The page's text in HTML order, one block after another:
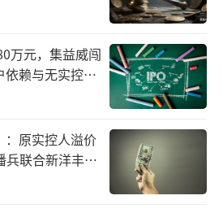
儿
现前，汉服距离普通人的
常出现的地方莫过于各大热
万元，集益威闯
依赖与无实控人
原实控人溢价
联合新洋丰、